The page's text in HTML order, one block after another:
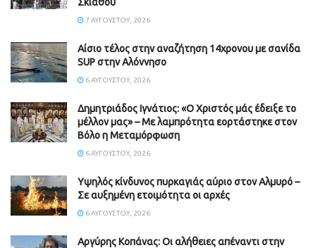
7 ΑΥΓΟΎΣΤΟΥ, 2026
Αίσιο τέλος στην αναζήτηση 14χρονου με σανίδα
SUP στην Αλόννησο
6 ΑΥΓΟΎΣΤΟΥ, 2026
Δημητριάδος Ιγνάτιος: «Ο Χριστός μάς έδειξε το
μέλλον μας» – Με λαμπρότητα εορτάστηκε στον
Βόλο η Μεταμόρφωση
6 ΑΥΓΟΎΣΤΟΥ, 2026
Υψηλός κίνδυνος πυρκαγιάς αύριο στον Αλμυρό –
Σε αυξημένη ετοιμότητα οι αρχές
6 ΑΥΓΟΎΣΤΟΥ, 2026
Aργύρης Κοπάνας: Οι αλήθειες απέναντι στην